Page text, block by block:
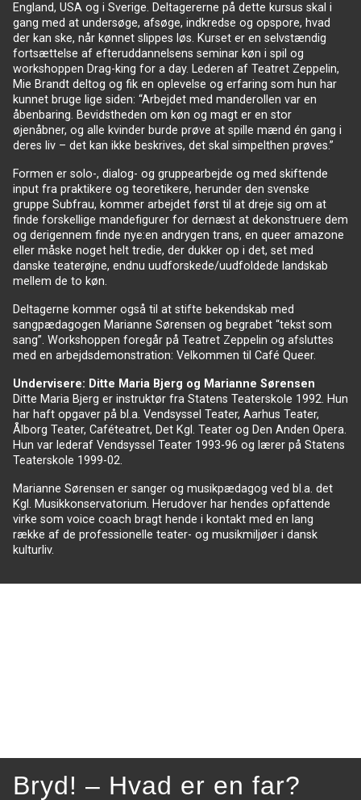
England, USA og i Sverige. Deltagererne på dette kursus skal i
gang med at undersøge, afsøge, indkredse og opspore, hvad
der kan ske, når kønnet slippes løs. Kurset er en selvstændig
fortsættelse af efteruddannelsens seminar køn i spil og
workshoppen Drag-king for a day. Lederen af Teatret Zeppelin,
Mie Brandt deltog og fik en oplevelse og erfaring som hun har
kunnet bruge lige siden: “Arbejdet med manderollen var en
åbenbaring. Bevidstheden om køn og magt er en stor
øjenåbner, og alle kvinder burde prøve at spille mænd én gang i
deres liv – det kan ikke beskrives, det skal simpelthen prøves.”
Formen er solo-, dialog- og gruppearbejde og med skiftende
input fra praktikere og teoretikere, herunder den svenske
gruppe Subfrau, kommer arbejdet først til at dreje sig om at
finde forskellige mandefigurer for dernæst at dekonstruere dem
og derigennem finde nye:en andrygen trans, en queer amazone
eller måske noget helt tredie, der dukker op i det, set med
danske teaterøjne, endnu uudforskede/uudfoldede landskab
mellem de to køn.
Deltagerne kommer også til at stifte bekendskab med
sangpædagogen Marianne Sørensen og begrabet “tekst som
sang”. Workshoppen foregår på Teatret Zeppelin og afsluttes
med en arbejdsdemonstration: Velkommen til Café Queer.
Undervisere: Ditte Maria Bjerg og Marianne Sørensen
Ditte Maria Bjerg er instruktør fra Statens Teaterskole 1992. Hun
har haft opgaver på bl.a. Vendsyssel Teater, Aarhus Teater,
Ålborg Teater, Caféteatret, Det Kgl. Teater og Den Anden Opera.
Hun var lederaf Vendsyssel Teater 1993-96 og lærer på Statens
Teaterskole 1999-02.
Marianne Sørensen er sanger og musikpædagog ved bl.a. det
Kgl. Musikkonservatorium. Herudover har hendes opfattende
virke som voice coach bragt hende i kontakt med en lang
række af de professionelle teater- og musikmiljøer i dansk
kulturliv.
Bryd! – Hvad er en far?